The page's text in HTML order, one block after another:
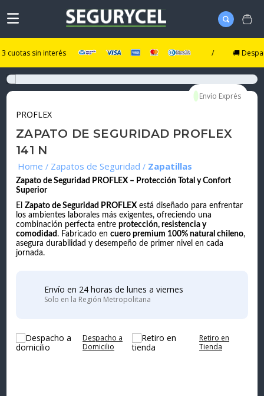
sin interés 🚚 Despacho
PROFLEX
ZAPATO DE SEGURIDAD PROFLEX
141 N
Zapatos de Seguridad Zapatillas
Zapato de Seguridad PROFLEX – Protección Total y Confort
Superior
ElZapato de Seguridad PROFLEXestá diseñado para enfrentar
los ambientes laborales más exigentes, ofreciendo una
combinación perfecta entreprotección, resistencia y
comodidad. Fabricado encuero premium 100% natural chileno,
asegura durabilidad y desempeño de primer nivel en cada
jornada.
Envío en 24 horas de lunes a viernes
Solo en la Región Metropolitana
Despacho a
Domicilio
Retiro en
Tienda